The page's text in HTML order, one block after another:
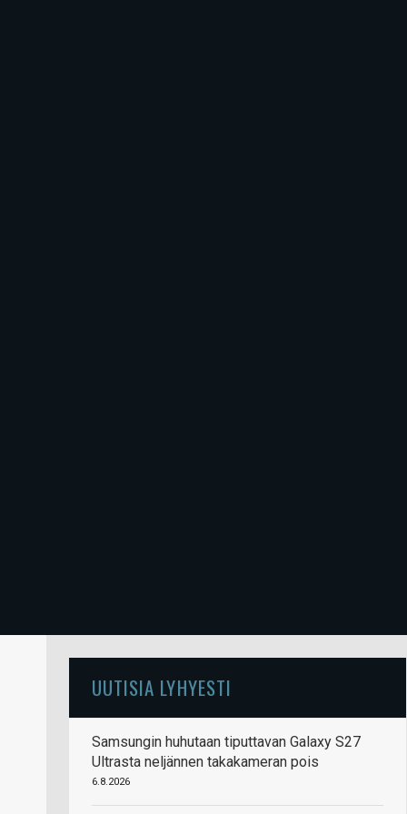
UUTISIA LYHYESTI
Samsungin huhutaan tiputtavan Galaxy S27
Ultrasta neljännen takakameran pois
6.8.2026